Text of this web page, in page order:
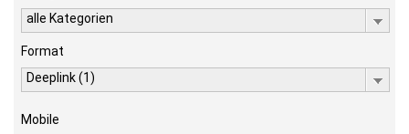
alle Kategorien
Format
Deeplink (1)
Mobile